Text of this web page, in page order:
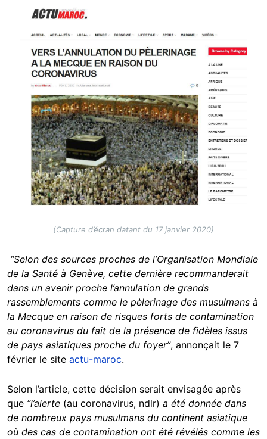
(Capture d’écran datant du 17 janvier 2020)
“Selon des sources proches de l’Organisation Mondiale
de la Santé à Genève, cette dernière recommanderait
dans un avenir proche l’annulation de grands
rassemblements comme le pèlerinage des musulmans à
la Mecque en raison de risques forts de contamination
au coronavirus du fait de la présence de fidèles issus
de pays asiatiques proche du foyer”, annonçait le 7
février le site actu-maroc.
Selon l’article, cette décision serait envisagée après
que “l’alerte (au coronavirus, ndlr) a été donnée dans
de nombreux pays musulmans du continent asiatique
où des cas de contamination ont été révélés comme les